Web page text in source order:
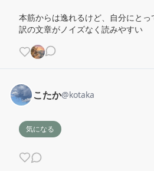
本筋からは逸れるけど、自分にと
訳の文章がノイズなく読みやすい
こたか@kotaka
気になる